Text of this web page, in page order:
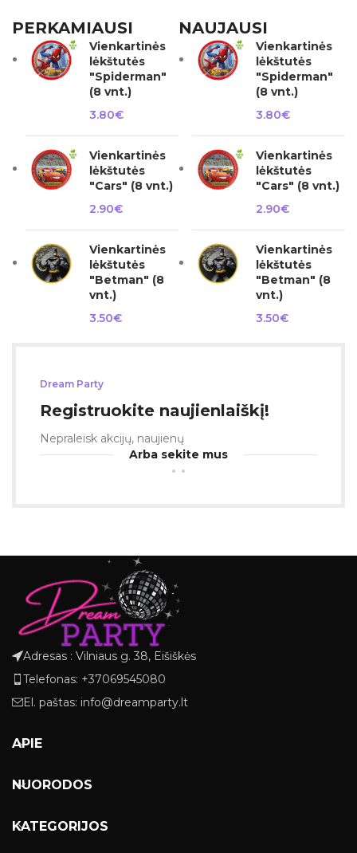
PERKAMIAUSI
Vienkartinės
lėkštutės
"Spiderman"
(8 vnt.)
3.80€
Vienkartinės
lėkštutės
"Cars" (8 vnt.)
2.90€
Vienkartinės
lėkštutės
"Betman" (8
vnt.)
3.50€
NAUJAUSI
Vienkartinės
lėkštutės
"Spiderman"
(8 vnt.)
3.80€
Vienkartinės
lėkštutės
"Cars" (8 vnt.)
2.90€
Vienkartinės
lėkštutės
"Betman" (8
vnt.)
3.50€
Dream Party
Registruokite naujienlaiškį!
Nepraleisk akcijų, naujienų
Arba sekite mus
Adresas : Vilniaus g. 38, Eišiškės
Telefonas: +37069545080
El. paštas: info@dreamparty.lt
APIE
NUORODOS
KATEGORIJOS